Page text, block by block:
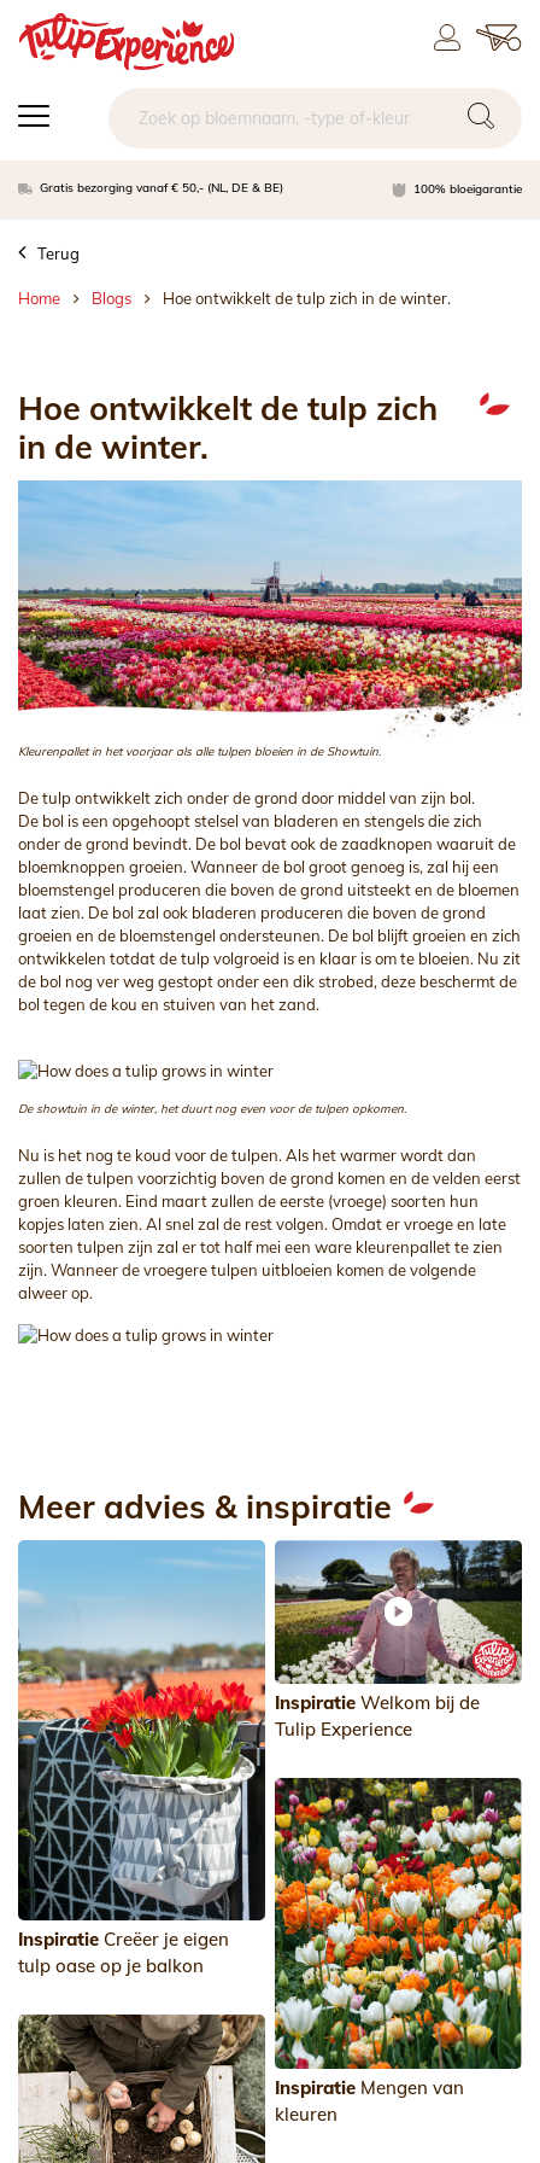
Gratis bezorging vanaf € 50,- (NL, DE & BE) 100% bloeigarantie
Terug
Home Blogs Hoe ontwikkelt de tulp zich in de winter.
Hoe ontwikkelt de tulp zich
in de winter.
Kleurenpallet in het voorjaar als alle tulpen bloeien in de Showtuin.
De tulp ontwikkelt zich onder de grond door middel van zijn bol.
De bol is een opgehoopt stelsel van bladeren en stengels die zich
onder de grond bevindt. De bol bevat ook de zaadknopen waaruit de
bloemknoppen groeien. Wanneer de bol groot genoeg is, zal hij een
bloemstengel produceren die boven de grond uitsteekt en de bloemen
laat zien. De bol zal ook bladeren produceren die boven de grond
groeien en de bloemstengel ondersteunen. De bol blijft groeien en zich
ontwikkelen totdat de tulp volgroeid is en klaar is om te bloeien. Nu zit
de bol nog ver weg gestopt onder een dik strobed, deze beschermt de
bol tegen de kou en stuiven van het zand.
De showtuin in de winter, het duurt nog even voor de tulpen opkomen.
Nu is het nog te koud voor de tulpen. Als het warmer wordt dan
zullen de tulpen voorzichtig boven de grond komen en de velden eerst
groen kleuren. Eind maart zullen de eerste (vroege) soorten hun
kopjes laten zien. Al snel zal de rest volgen. Omdat er vroege en late
soorten tulpen zijn zal er tot half mei een ware kleurenpallet te zien
zijn. Wanneer de vroegere tulpen uitbloeien komen de volgende
alweer op.
Meer advies & inspiratie
Inspiratie Creëer je eigen
tulp oase op je balkon
Inspiratie Welkom bij de
Tulip Experience
Inspiratie Mengen van
kleuren